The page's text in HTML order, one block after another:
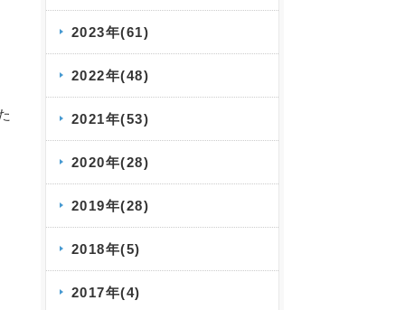
2023年(61)
2022年(48)
2021年(53)
2020年(28)
2019年(28)
2018年(5)
2017年(4)